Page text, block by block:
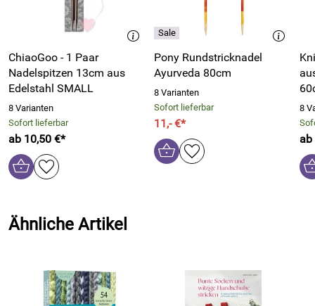
ChiaoGoo - 1 Paar
Nadelspitzen 13cm aus
Edelstahl SMALL
8 Varianten
Sofort lieferbar
ab 10,50 €*
Pony Rundstricknadel
Ayurveda 80cm
8 Varianten
Sofort lieferbar
11,- €*
8
ab
Ähnliche Artikel